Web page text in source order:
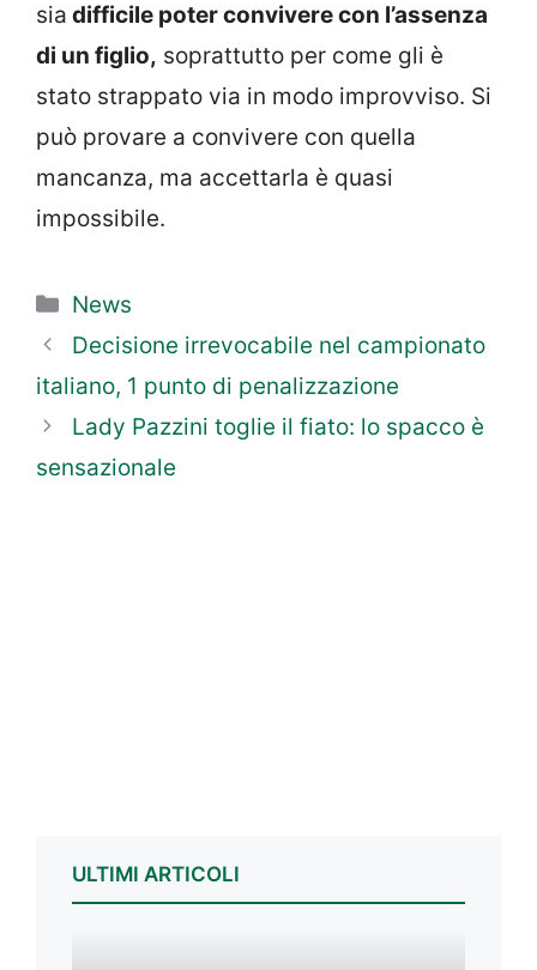
sia difficile poter convivere con l’assenza
di un figlio, soprattutto per come gli è
stato strappato via in modo improvviso. Si
può provare a convivere con quella
mancanza, ma accettarla è quasi
impossibile.
Categorie
News
Decisione irrevocabile nel campionato
italiano, 1 punto di penalizzazione
Lady Pazzini toglie il fiato: lo spacco è
sensazionale
ULTIMI ARTICOLI